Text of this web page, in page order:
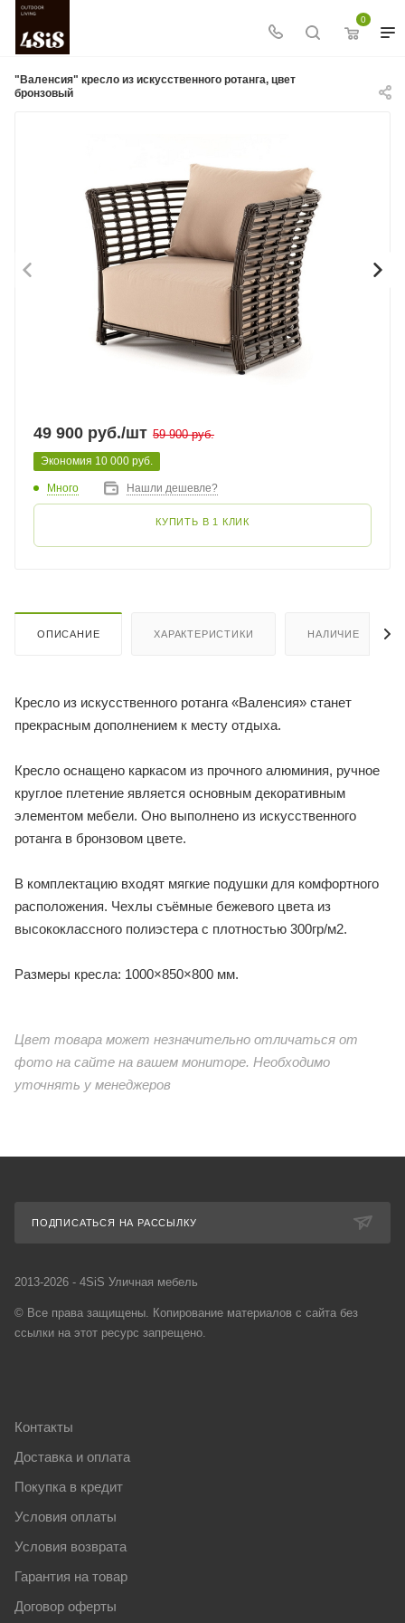
0
"Валенсия" кресло из искусственного ротанга, цвет
бронзовый
49 900 руб./шт 59 900руб.
Экономия 10 000 руб.
Много Нашли дешевле?
КУПИТЬ В 1 КЛИК
ОПИСАНИЕ ХАРАКТЕРИСТИКИ НАЛИЧИЕ
Кресло из искусственного ротанга «Валенсия» станет
прекрасным дополнением к месту отдыха.
Кресло оснащено каркасом из прочного алюминия, ручное
круглое плетение является основным декоративным
элементом мебели. Оно выполнено из искусственного
ротанга в бронзовом цвете.
В комплектацию входят мягкие подушки для комфортного
расположения. Чехлы съёмные бежевого цвета из
высококлассного полиэстера с плотностью 300гр/м2.
Размеры кресла: 1000×850×800 мм.
Цвет товара может незначительно отличаться от
фото на сайте на вашем мониторе. Необходимо
уточнять у менеджеров
ПОДПИСАТЬСЯ НА РАССЫЛКУ
2013-2026 - 4SiS Уличная мебель
© Все права защищены. Копирование материалов с сайта без
ссылки на этот ресурс запрещено.
Контакты
Доставка и оплата
Покупка в кредит
Условия оплаты
Условия возврата
Гарантия на товар
Договор оферты